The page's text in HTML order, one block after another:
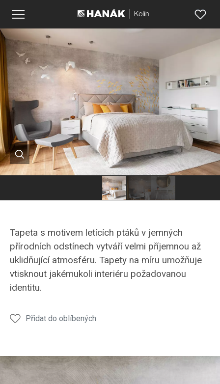
Tapeta s motivem letících ptáků v jemných
přírodních odstínech vytváří velmi příjemnou až
uklidňující atmosféru. Tapety na míru umožňuje
vtisknout jakémukoli interiéru požadovanou
identitu.
Přidat do oblíbených